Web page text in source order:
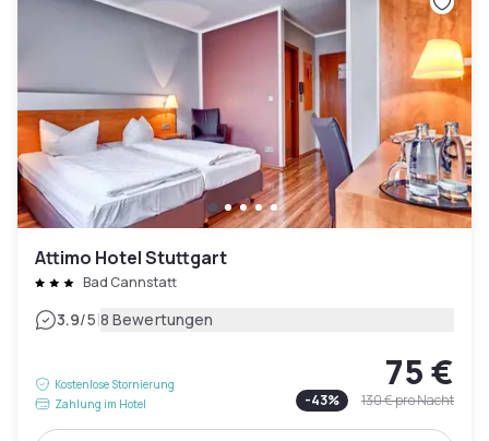
Attimo Hotel Stuttgart
Bad Cannstatt
3.9/5|8 Bewertungen
Kostenlose Stornierung
Zahlung im Hotel
75 €
-43% 130 €pro Nacht